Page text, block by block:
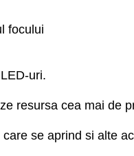
focului
uri.
resursa cea mai de
se aprind si alte